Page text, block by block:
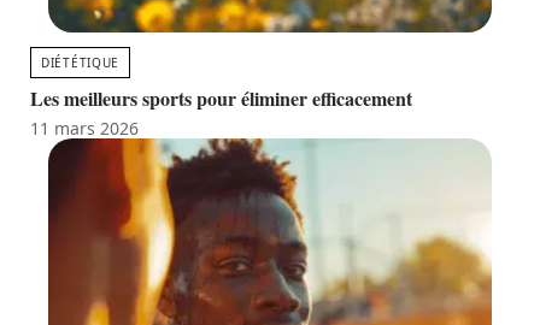
DIÉTÉTIQUE
Les meilleurs sports pour éliminer efficacement
11 mars 2026